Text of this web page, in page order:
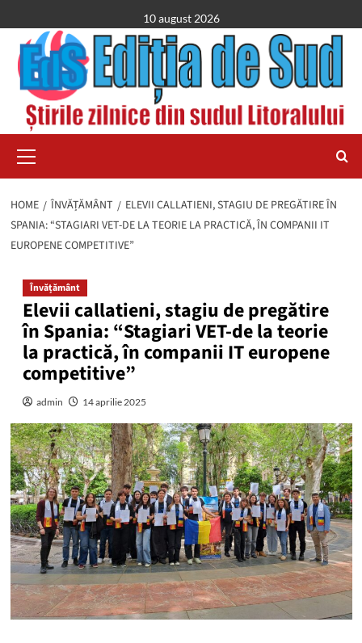
to
content
10 august 2026
Menu
HOME ÎNVĂȚĂMÂNT
ELEVII CALLATIENI, STAGIU DE PREGĂTIRE ÎN
SPANIA: “STAGIARI VET-DE LA TEORIE LA PRACTICĂ, ÎN COMPANII IT
EUROPENE COMPETITIVE”
Învățământ
Elevii callatieni, stagiu de pregătire
în Spania: “Stagiari VET-de la teorie
la practică, în companii IT europene
competitive”
admin 14 aprilie 2025